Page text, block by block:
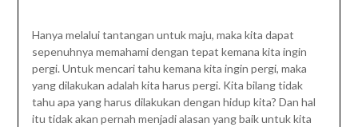
Hanya melalui tantangan untuk maju, maka kita dapat
sepenuhnya memahami dengan tepat kemana kita ingin
pergi. Untuk mencari tahu kemana kita ingin pergi, maka
yang dilakukan adalah kita harus pergi. Kita bilang tidak
tahu apa yang harus dilakukan dengan hidup kita? Dan hal
itu tidak akan pernah menjadi alasan yang baik untuk kita